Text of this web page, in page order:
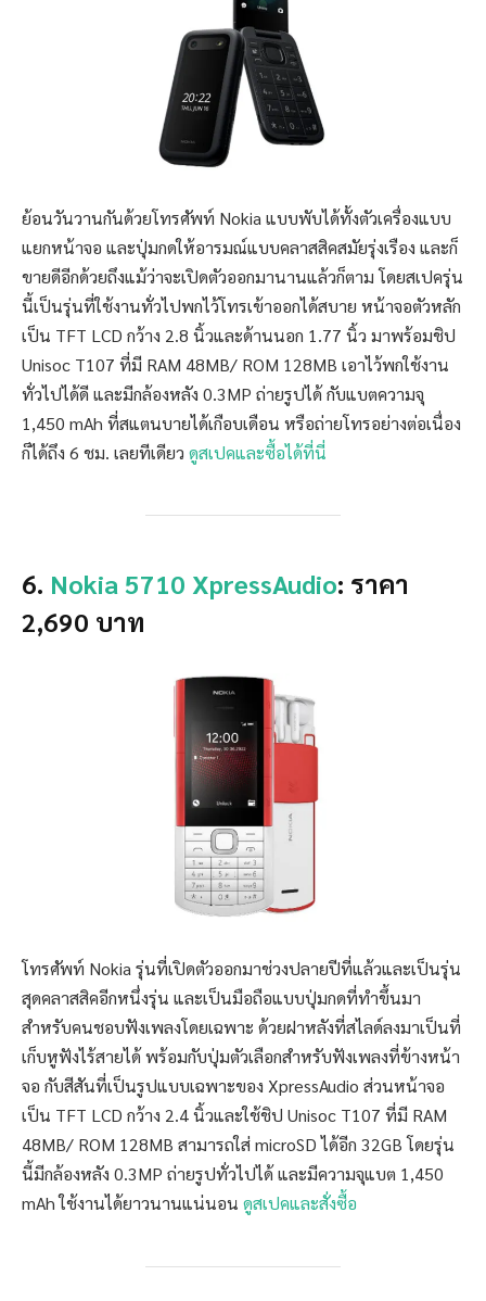
ย้อนวันวานกันด้วยโทรศัพท์ Nokia แบบพับได้ทั้งตัวเครื่องแบบ
แยกหน้าจอ และปุ่มกดให้อารมณ์แบบคลาสสิคสมัยรุ่งเรือง และก็
ขายดีอีกด้วยถึงแม้ว่าจะเปิดตัวออกมานานแล้วก็ตาม โดยสเปครุ่น
นี้เป็นรุ่นที่ใช้งานทั่วไปพกไว้โทรเข้าออกได้สบาย หน้าจอตัวหลัก
เป็น TFT LCD กว้าง 2.8 นิ้วและด้านนอก 1.77 นิ้ว มาพร้อมชิป
Unisoc T107 ที่มี RAM 48MB/ ROM 128MB เอาไว้พกใช้งาน
ทั่วไปได้ดี และมีกล้องหลัง 0.3MP ถ่ายรูปได้ กับแบตความจุ
1,450 mAh ที่สแตนบายได้เกือบเดือน หรือถ่ายโทรอย่างต่อเนื่อง
ก็ได้ถึง 6 ชม. เลยทีเดียว ดูสเปคและซื้อได้ที่นี่
6. Nokia 5710 XpressAudio: ราคา
2,690 บาท
โทรศัพท์ Nokia รุ่นที่เปิดตัวออกมาช่วงปลายปีที่แล้วและเป็นรุ่น
สุดคลาสสิคอีกหนึ่งรุ่น และเป็นมือถือแบบปุ่มกดที่ทำขึ้นมา
สำหรับคนชอบฟังเพลงโดยเฉพาะ ด้วยฝาหลังที่สไลด์ลงมาเป็นที่
เก็บหูฟังไร้สายได้ พร้อมกับปุ่มตัวเลือกสำหรับฟังเพลงที่ข้างหน้า
จอ กับสีสันที่เป็นรูปแบบเฉพาะของ XpressAudio ส่วนหน้าจอ
เป็น TFT LCD กว้าง 2.4 นิ้วและใช้ชิป Unisoc T107 ที่มี RAM
48MB/ ROM 128MB สามารถใส่ microSD ได้อีก 32GB โดยรุ่น
นี้มีกล้องหลัง 0.3MP ถ่ายรูปทั่วไปได้ และมีความจุแบต 1,450
mAh ใช้งานได้ยาวนานแน่นอน ดูสเปคและสั่งซื้อ